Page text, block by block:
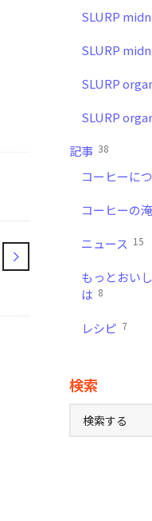
SLURP
SLURP
SLURP
SLURP
記事 38
コーヒーに
コーヒーの
ニュース 15
もっとおい
は 8
レシピ 7
検索